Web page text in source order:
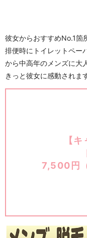
彼女からおすすめNo.1箇
排便時にトイレットペー
から中高年のメンズに大
きっと彼女に感動されま
【
7,500円